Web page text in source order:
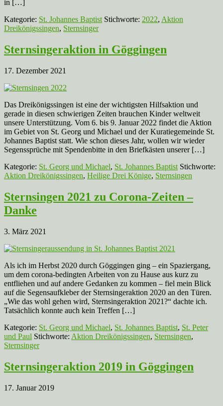
in […]
Kategorie: St. Johannes Baptist Stichworte: 2022, Aktion
Dreikönigssingen, Sternsinger
Sternsingeraktion in Göggingen
17. Dezember 2021
Das Dreikönigssingen ist eine der wichtigsten Hilfsaktion und
gerade in diesen schwierigen Zeiten brauchen Kinder weltweit
unsere Unterstützung. Vom 6. bis 9. Januar 2022 findet die Aktion
im Gebiet von St. Georg und Michael und der Kuratiegemeinde St.
Johannes Baptist statt. Wie schon dieses Jahr, wollen wir wieder
Segenssprüche mit Spendenbitte in den Briefkästen unserer […]
Kategorie: St. Georg und Michael, St. Johannes Baptist Stichworte:
Aktion Dreikönigssingen, Heilige Drei Könige, Sternsingen
Sternsingen 2021 zu Corona-Zeiten –
Danke
3. März 2021
Als ich im Herbst 2020 durch Göggingen ging – ein Spaziergang,
um dem corona-bedingten Arbeiten von zu Hause aus kurz zu
entfliehen und auf andere Gedanken zu kommen – fiel mein Blick
auf die Segensaufkleber der Sternsingeraktion 2020 an den Türen.
„Wie das wohl gehen wird, Sternsingeraktion 2021?“ dachte ich.
Tatsächlich konnte auch kein Treffen […]
Kategorie: St. Georg und Michael, St. Johannes Baptist, St. Peter
und Paul Stichworte: Aktion Dreikönigssingen, Sternsingen,
Sternsinger
Sternsingeraktion 2019 in Göggingen
17. Januar 2019